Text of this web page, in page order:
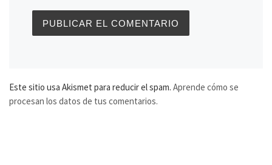
Este sitio usa Akismet para reducir el spam. Aprende cómo se
procesan los datos de tus comentarios.